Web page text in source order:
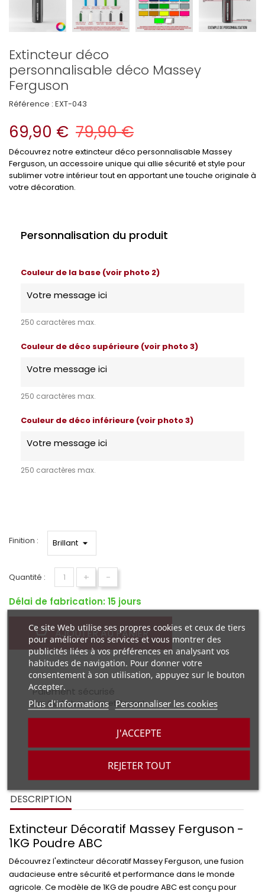
Ce site Web utilise ses propres cookies et ceux de tiers
pour améliorer nos services et vous montrer des
publicités liées à vos préférences en analysant vos
habitudes de navigation. Pour donner votre
consentement à son utilisation, appuyez sur le bouton
Accepter.
Plus d'informations Personnaliser les cookies
REJETER TOUT
J'ACCEPTE
Extincteur déco
personnalisable déco Massey
Ferguson
Référence : EXT-043
69,90 € 79,90 €
Découvrez notre extincteur déco personnalisable Massey
Ferguson, un accessoire unique qui allie sécurité et style pour
sublimer votre intérieur tout en apportant une touche originale à
votre décoration.
Personnalisation du produit
Couleur de la base (voir photo 2)
250 caractères max.
Couleur de déco supérieure (voir photo 3)
250 caractères max.
Couleur de déco inférieure (voir photo 3)
250 caractères max.
Finition :
Quantité : +
-
Délai de fabrication: 15 jours
AJOUTER AU PANIER
Paiement sécurisé
Par Carte bancaire et Paypal
Offerte à partir de 79€ d'achat!
DESCRIPTION
Extincteur Décoratif Massey Ferguson -
1KG Poudre ABC
Découvrez l'extincteur décoratif Massey Ferguson, une fusion
audacieuse entre sécurité et performance dans le monde
agricole. Ce modèle de 1KG de poudre ABC est conçu pour